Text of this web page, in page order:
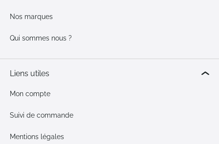
Nos marques
Qui sommes nous ?
Liens utiles
Mon compte
Suivi de commande
Mentions légales